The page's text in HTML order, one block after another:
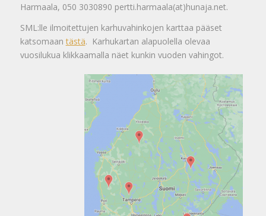
Harmaala, 050 3030890 pertti.harmaala(at)hunaja.net.
SML:lle ilmoitettujen karhuvahinkojen karttaa pääset
katsomaantästä. Karhukartan alapuolella olevaa
vuosilukua klikkaamalla näet kunkin vuoden vahingot.